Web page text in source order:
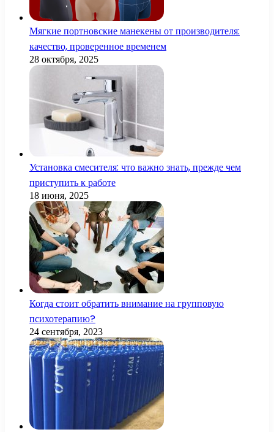
Мягкие портновские манекены от производителя:
качество, проверенное временем
28 октября, 2025
Установка смесителя: что важно знать, прежде чем
приступить к работе
18 июня, 2025
Когда стоит обратить внимание на групповую
психотерапию?
24 сентября, 2023